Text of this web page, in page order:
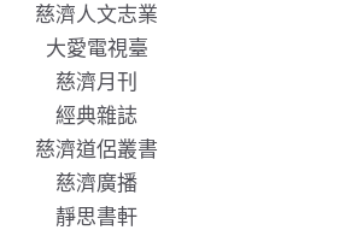
慈濟人文志業
大愛電視臺
慈濟月刊
經典雜誌
慈濟道侶叢書
慈濟廣播
靜思書軒